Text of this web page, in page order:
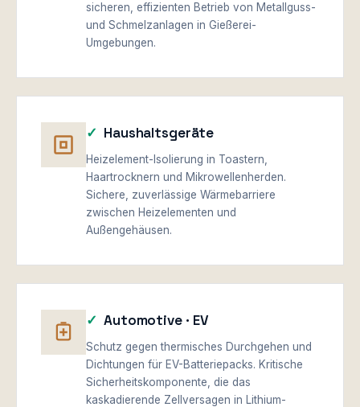
sicheren, effizienten Betrieb von Metallguss-
und Schmelzanlagen in Gießerei-
Umgebungen.
Haushaltsgeräte
Heizelement-Isolierung in Toastern,
Haartrocknern und Mikrowellenherden.
Sichere, zuverlässige Wärmebarriere
zwischen Heizelementen und
Außengehäusen.
Automotive · EV
Schutz gegen thermisches Durchgehen und
Dichtungen für EV-Batteriepacks. Kritische
Sicherheitskomponente, die das
kaskadierende Zellversagen in Lithium-